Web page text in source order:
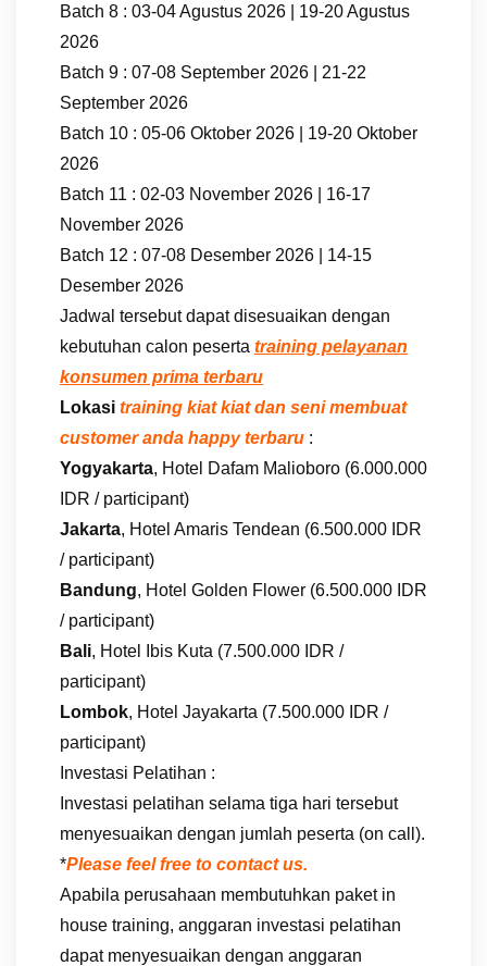
Batch 8 : 03-04 Agustus 2026 | 19-20 Agustus
2026
Batch 9 : 07-08 September 2026 | 21-22
September 2026
Batch 10 : 05-06 Oktober 2026 | 19-20 Oktober
2026
Batch 11 : 02-03 November 2026 | 16-17
November 2026
Batch 12 : 07-08 Desember 2026 | 14-15
Desember 2026
Jadwal tersebut dapat disesuaikan dengan
kebutuhan calon peserta training pelayanan
konsumen prima terbaru
Lokasi training kiat kiat dan seni membuat
customer anda happy terbaru :
Yogyakarta, Hotel Dafam Malioboro (6.000.000
IDR / participant)
Jakarta, Hotel Amaris Tendean (6.500.000 IDR
/ participant)
Bandung, Hotel Golden Flower (6.500.000 IDR
/ participant)
Bali, Hotel Ibis Kuta (7.500.000 IDR /
participant)
Lombok, Hotel Jayakarta (7.500.000 IDR /
participant)
Investasi Pelatihan :
Investasi pelatihan selama tiga hari tersebut
menyesuaikan dengan jumlah peserta (on call).
*Please feel free to contact us.
Apabila perusahaan membutuhkan paket in
house training, anggaran investasi pelatihan
dapat menyesuaikan dengan anggaran